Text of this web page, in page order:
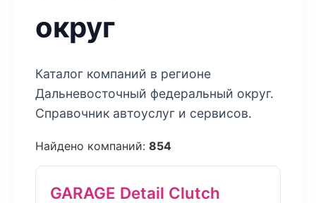
округ
Каталог компаний в регионе
Дальневосточный федеральный округ.
Справочник автоуслуг и сервисов.
Найдено компаний: 854
GARAGE Detail Clutch